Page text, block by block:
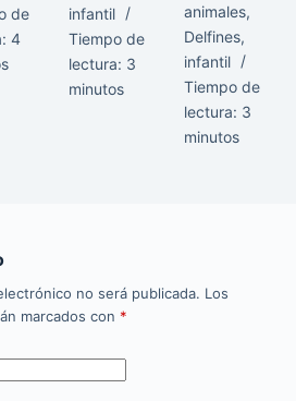
de
4
infantil
Tiempo de
lectura: 3
minutos
animales,
Delfines,
infantil
Tiempo de
lectura: 3
minutos
no será publicada. Los
marcados con *